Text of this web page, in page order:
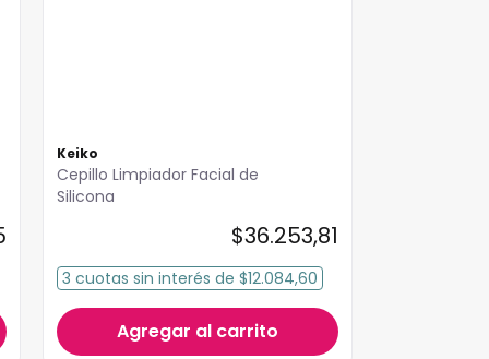
Keiko
Cepillo Limpiador Facial de
Silicona
$36.253,81
3 cuotas sin interés de $12.084,60
Agregar al carrito